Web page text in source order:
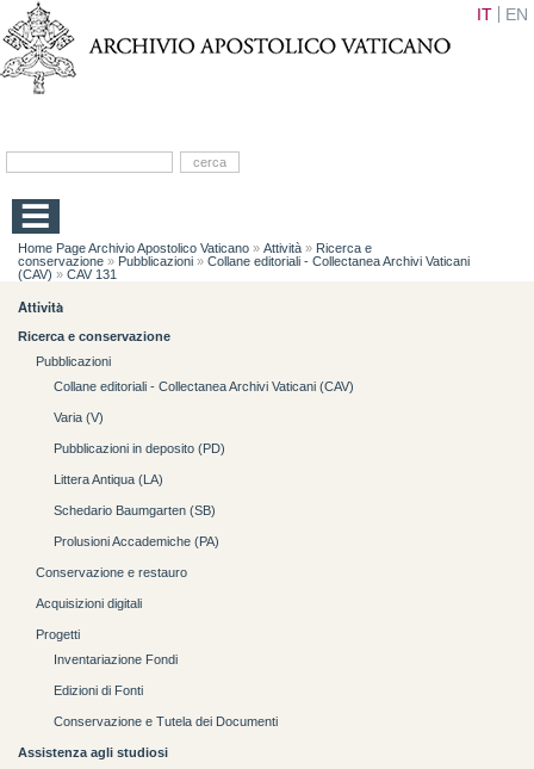
IT EN
Home Page Archivio Apostolico Vaticano » Attività » Ricerca e
conservazione » Pubblicazioni » Collane editoriali - Collectanea Archivi Vaticani
(CAV) » CAV 131
Attività
Ricerca e conservazione
Pubblicazioni
Collane editoriali - Collectanea Archivi Vaticani (CAV)
Varia (V)
Pubblicazioni in deposito (PD)
Littera Antiqua (LA)
Schedario Baumgarten (SB)
Prolusioni Accademiche (PA)
Conservazione e restauro
Acquisizioni digitali
Progetti
Inventariazione Fondi
Edizioni di Fonti
Conservazione e Tutela dei Documenti
Assistenza agli studiosi